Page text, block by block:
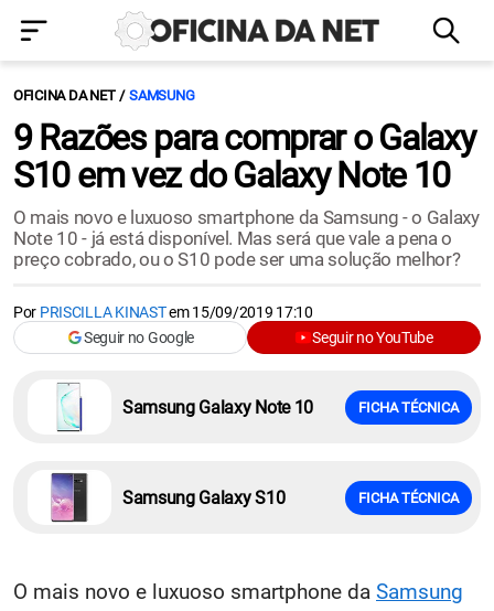
OFICINA DA NET SAMSUNG
9 Razões para comprar o Galaxy
S10 em vez do Galaxy Note 10
O mais novo e luxuoso smartphone da Samsung - o Galaxy
Note 10 - já está disponível. Mas será que vale a pena o
preço cobrado, ou o S10 pode ser uma solução melhor?
Por PRISCILLA KINASTem15/09/2019 17:10
Seguir no Google
Seguir no YouTube
Samsung Galaxy Note 10 FICHA TÉCNICA
Samsung Galaxy S10 FICHA TÉCNICA
O mais novo e luxuoso smartphone da Samsung